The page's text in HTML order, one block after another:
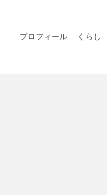
プロフィール くらし